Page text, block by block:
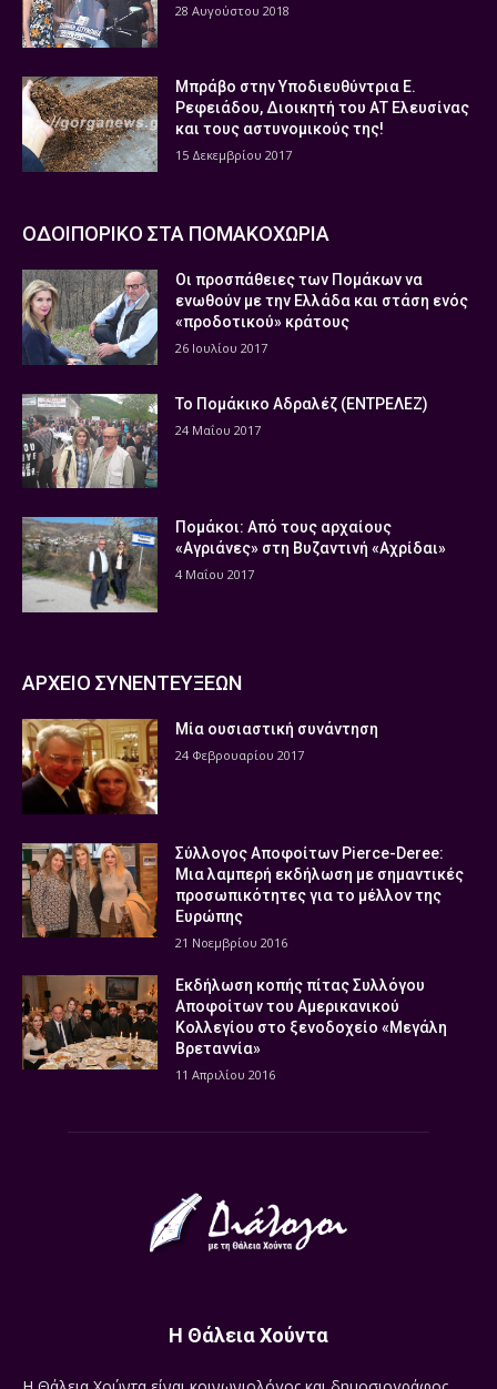
28 Αυγούστου 2018
Μπράβο στην Υποδιευθύντρια Ε.
Ρεφειάδου, Διοικητή του ΑΤ Ελευσίνας
και τους αστυνομικούς της!
15 Δεκεμβρίου 2017
ΟΔΟΙΠΟΡΙΚΟ ΣΤΑ ΠΟΜΑΚΟΧΩΡΙΑ
Οι προσπάθειες των Πομάκων να
ενωθούν με την Ελλάδα και στάση ενός
«προδοτικού» κράτους
26 Ιουλίου 2017
Το Πομάκικο Αδραλέζ (ΕΝΤΡΕΛΕΖ)
24 Μαΐου 2017
Πομάκοι: Από τους αρχαίους
«Αγριάνες» στη Βυζαντινή «Αχρίδαι»
4 Μαΐου 2017
ΑΡΧΕΙΟ ΣΥΝΕΝΤΕΥΞΕΩΝ
Μία ουσιαστική συνάντηση
24 Φεβρουαρίου 2017
Σύλλογος Αποφοίτων Pierce-Deree:
Μια λαμπερή εκδήλωση με σημαντικές
προσωπικότητες για το μέλλον της
Ευρώπης
21 Νοεμβρίου 2016
Εκδήλωση κοπής πίτας Συλλόγου
Αποφοίτων του Αμερικανικού
Κολλεγίου στο ξενοδοχείο «Μεγάλη
Βρεταννία»
11 Απριλίου 2016
Η Θάλεια Χούντα